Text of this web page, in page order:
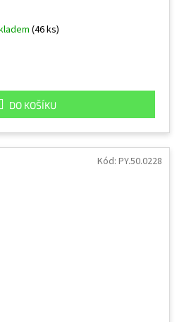
(46 ks)
DO KOŠÍKU
Kód: PY.50.0228